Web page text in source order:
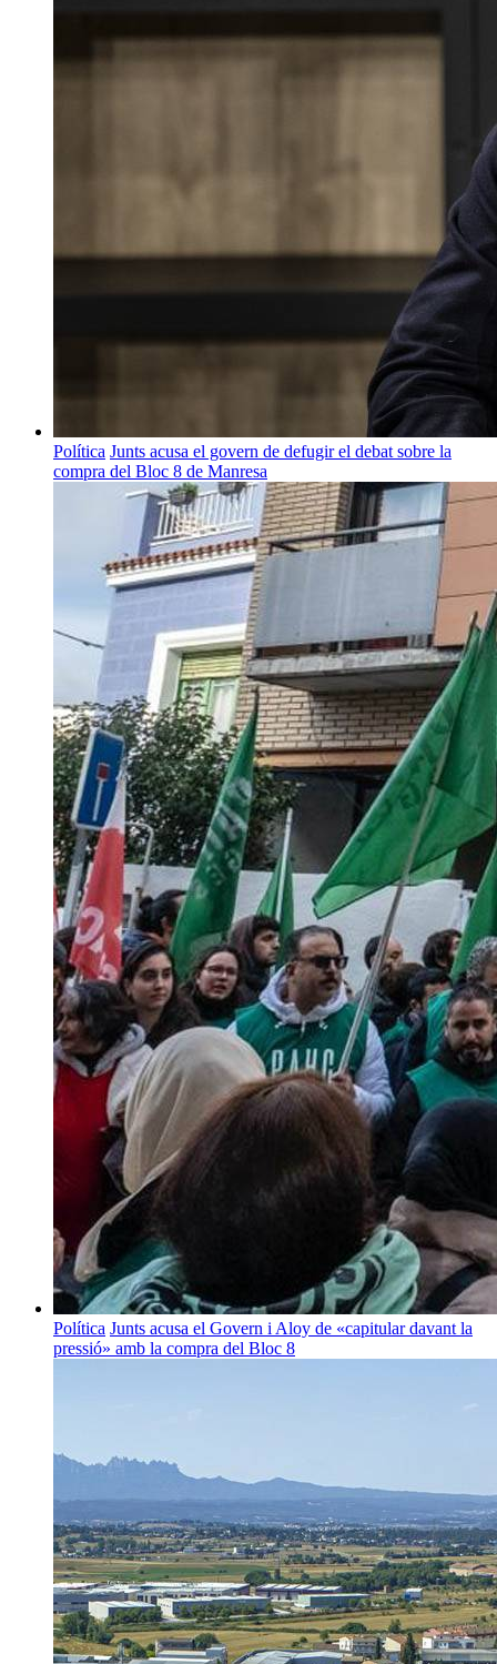
Política Junts acusa el govern de defugir el debat sobre la
compra del Bloc 8 de Manresa
Política Junts acusa el Govern i Aloy de «capitular davant la
pressió» amb la compra del Bloc 8